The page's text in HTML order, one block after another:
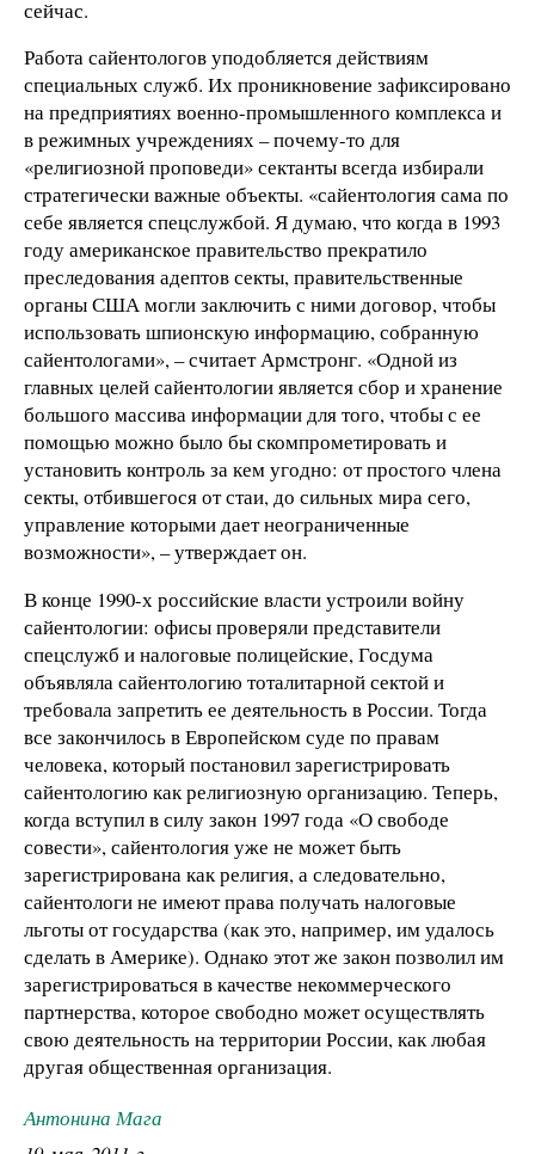
сейчас.
Работа сайентологов уподобляется действиям
специальных служб. Их проникновение зафиксировано
на предприятиях военно-промышленного комплекса и
в режимных учреждениях – почему-то для
«религиозной проповеди» сектанты всегда избирали
стратегически важные объекты. «сайентология сама по
себе является спецслужбой. Я думаю, что когда в 1993
году американское правительство прекратило
преследования адептов секты, правительственные
органы США могли заключить с ними договор, чтобы
использовать шпионскую информацию, собранную
сайентологами», – считает Армстронг. «Одной из
главных целей сайентологии является сбор и хранение
большого массива информации для того, чтобы с ее
помощью можно было бы скомпрометировать и
установить контроль за кем угодно: от простого члена
секты, отбившегося от стаи, до сильных мира сего,
управление которыми дает неограниченные
возможности», – утверждает он.
В конце 1990-х российские власти устроили войну
сайентологии: офисы проверяли представители
спецслужб и налоговые полицейские, Госдума
объявляла сайентологию тоталитарной сектой и
требовала запретить ее деятельность в России. Тогда
все закончилось в Европейском суде по правам
человека, который постановил зарегистрировать
сайентологию как религиозную организацию. Теперь,
когда вступил в силу закон 1997 года «О свободе
совести», сайентология уже не может быть
зарегистрирована как религия, а следовательно,
сайентологи не имеют права получать налоговые
льготы от государства (как это, например, им удалось
сделать в Америке). Однако этот же закон позволил им
зарегистрироваться в качестве некоммерческого
партнерства, которое свободно может осуществлять
свою деятельность на территории России, как любая
другая общественная организация.
Антонина Мага